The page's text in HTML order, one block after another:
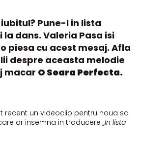
Pune-l in lista
dans. Valeria Pasa isi
piesa cu acest mesaj. Afla
despre aceasta melodie
macar O Seara Perfecta.
recent un videoclip pentru noua sa
ar insemna in traducere „In lista